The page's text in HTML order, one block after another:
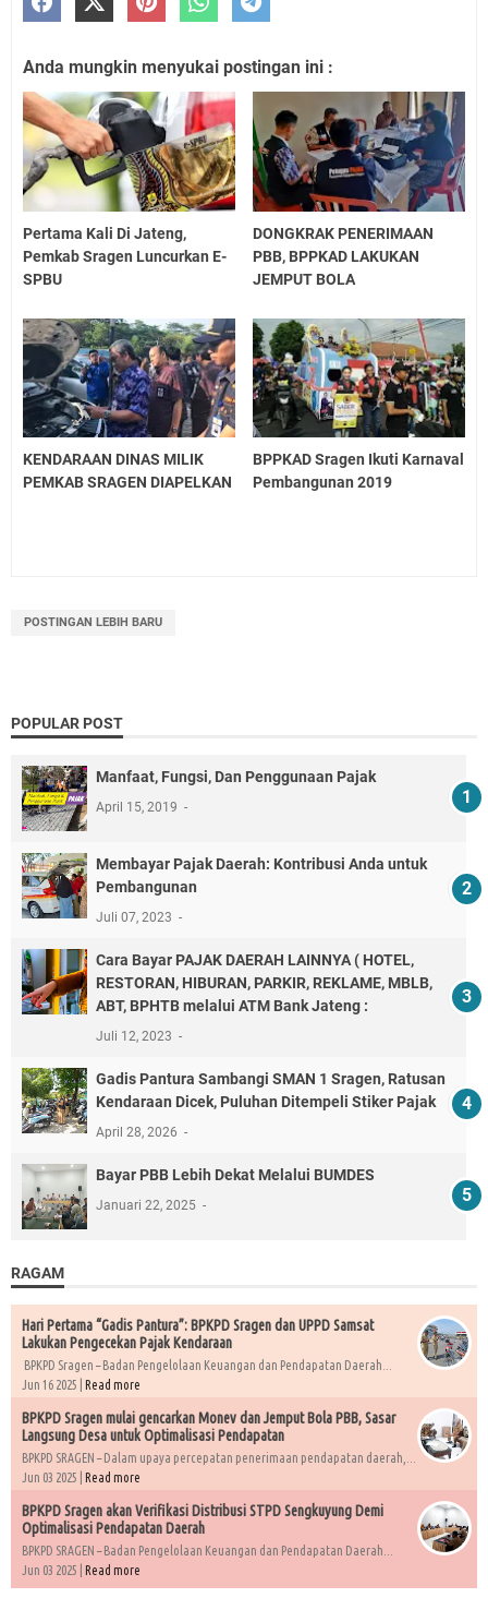
Anda mungkin menyukai postingan ini :
Pertama Kali Di Jateng,
Pemkab Sragen Luncurkan E-
SPBU
DONGKRAK PENERIMAAN
PBB, BPPKAD LAKUKAN
JEMPUT BOLA
KENDARAAN DINAS MILIK
PEMKAB SRAGEN DIAPELKAN
BPPKAD Sragen Ikuti Karnaval
Pembangunan 2019
POSTINGAN LEBIH BARU
POPULAR POST
Manfaat, Fungsi, Dan Penggunaan Pajak
April 15, 2019
Membayar Pajak Daerah: Kontribusi Anda untuk
Pembangunan
Juli 07, 2023
Cara Bayar PAJAK DAERAH LAINNYA ( HOTEL,
RESTORAN, HIBURAN, PARKIR, REKLAME, MBLB,
ABT, BPHTB melalui ATM Bank Jateng :
Juli 12, 2023
Gadis Pantura Sambangi SMAN 1 Sragen, Ratusan
Kendaraan Dicek, Puluhan Ditempeli Stiker Pajak
April 28, 2026
Bayar PBB Lebih Dekat Melalui BUMDES
Januari 22, 2025
RAGAM
Hari Pertama “Gadis Pantura”: BPKPD Sragen dan UPPD Samsat
Lakukan Pengecekan Pajak Kendaraan
BPKPD Sragen – Badan Pengelolaan Keuangan dan Pendapatan Daerah...
Jun 16 2025 | Read more
BPKPD Sragen mulai gencarkan Monev dan Jemput Bola PBB, Sasar
Langsung Desa untuk Optimalisasi Pendapatan
BPKPD SRAGEN – Dalam upaya percepatan penerimaan pendapatan daerah,...
Jun 03 2025 | Read more
BPKPD Sragen akan Verifikasi Distribusi STPD Sengkuyung Demi
Optimalisasi Pendapatan Daerah
BPKPD SRAGEN – Badan Pengelolaan Keuangan dan Pendapatan Daerah...
Jun 03 2025 | Read more